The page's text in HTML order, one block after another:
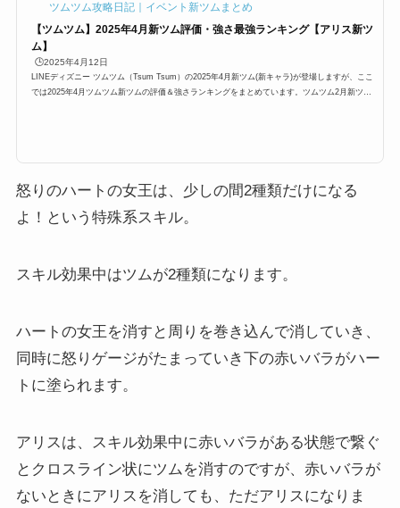
ツムツム攻略日記｜イベント新ツムまとめ
【ツムツム】2025年4月新ツム評価・強さ最強ランキング【アリス新ツ
ム】
🕒️2025年4月12日
LINEディズニー ツムツム（Tsum Tsum）の2025年4月新ツム(新キャラ)が登場しますが、ここ
では2025年4月ツムツム新ツムの評価＆強さランキングをまとめています。ツムツム2月新ツム
怒りのハートの女王は、少しの間2種類だけになる
よ！という特殊系スキル。
スキル効果中はツムが2種類になります。
ハートの女王を消すと周りを巻き込んで消していき、
同時に怒りゲージがたまっていき下の赤いバラがハー
トに塗られます。
アリスは、スキル効果中に赤いバラがある状態で繋ぐ
とクロスライン状にツムを消すのですが、赤いバラが
ないときにアリスを消しても、ただアリスになりま